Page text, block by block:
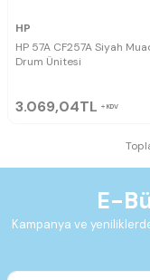
HP
HP 57A CF257A Siyah
Drum Ünitesi
3.069,04TL KDV
E-
Kampanya ve